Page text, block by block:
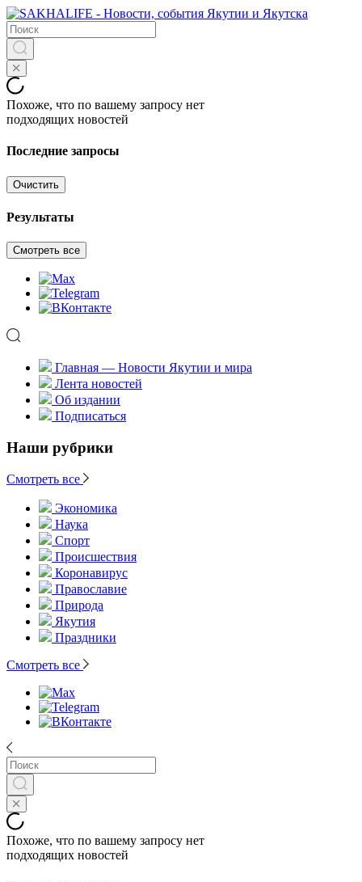
Похоже, что по вашему запросу нет
подходящих новостей
Последние запросы
Очистить
Результаты
Смотреть все
Главная — Новости Якутии и мира
Лента новостей
Об издании
Подписаться
Наши рубрики
Смотреть все
Экономика
Наука
Спорт
Происшествия
Коронавирус
Православие
Природа
Якутия
Праздники
Смотреть все
Похоже, что по вашему запросу нет
подходящих новостей